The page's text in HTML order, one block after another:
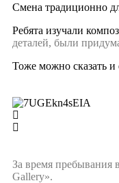
Смена традиционно
Ребята изучали
деталей, были
Тоже можно сказать
За время пребывания
Gallery».